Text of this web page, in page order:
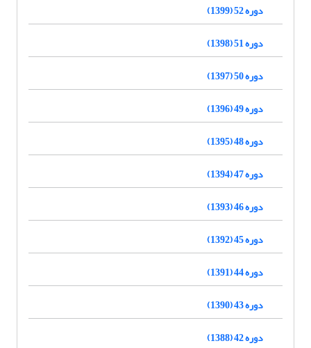
دوره 52 (1399)
دوره 51 (1398)
دوره 50 (1397)
دوره 49 (1396)
دوره 48 (1395)
دوره 47 (1394)
دوره 46 (1393)
دوره 45 (1392)
دوره 44 (1391)
دوره 43 (1390)
دوره 42 (1388)